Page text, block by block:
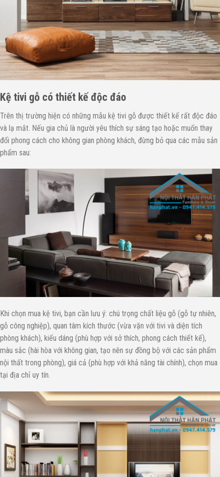
Kệ tivi gỗ có thiết kế độc đáo
Trên thị trường hiện có những mẫu kệ tivi gỗ được thiết kế rất độc đáo
và lạ mắt. Nếu gia chủ là người yêu thích sự sáng tạo hoặc muốn thay
đổi phong cách cho không gian phòng khách, đừng bỏ qua các mẫu sản
phẩm sau:
Khi chọn mua kệ tivi, bạn cần lưu ý: chú trọng chất liệu gỗ (gỗ tự nhiên,
gỗ công nghiệp), quan tâm kích thước (vừa vặn với tivi và diện tích
phòng khách), kiểu dáng (phù hợp với sở thích, phong cách thiết kế),
màu sắc (hài hòa với không gian, tạo nên sự đồng bộ với các sản phẩm
nội thất trong phòng), giá cả (phù hợp với khả năng tài chính), chọn mua
tại địa chỉ uy tín.